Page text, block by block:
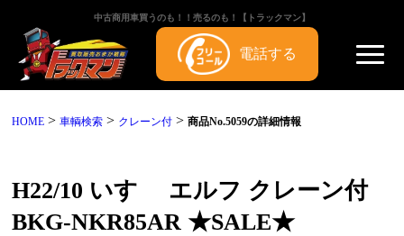
中古商用車買うのも！！売るのも！【トラックマン】
電話する
HOME >車輌検索 > クレーン付 >商品No.5059の詳細情報
H22/10 いすゞ エルフ クレーン付
BKG-NKR85AR ★SALE★